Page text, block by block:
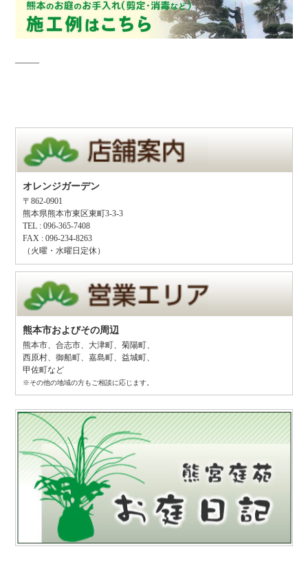
——–
オレンジガーデン
〒862-0901
熊本県熊本市東区東町3-3-3
TEL : 096-365-7408
FAX : 096-234-8263
（火曜・水曜日定休）
熊本市およびその周辺
熊本市、合志市、 大津町、菊陽町、
西原村、御船町、嘉島町、益城町、
甲佐町など
※その他の地域の方もご相談に応じます。